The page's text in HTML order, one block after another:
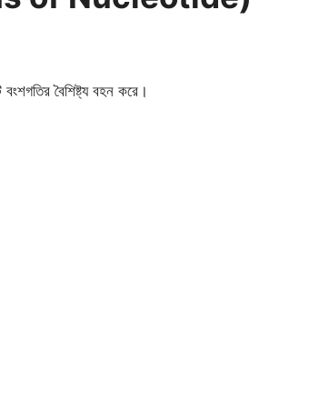
বৈশিষ্ট্য বহন করে।